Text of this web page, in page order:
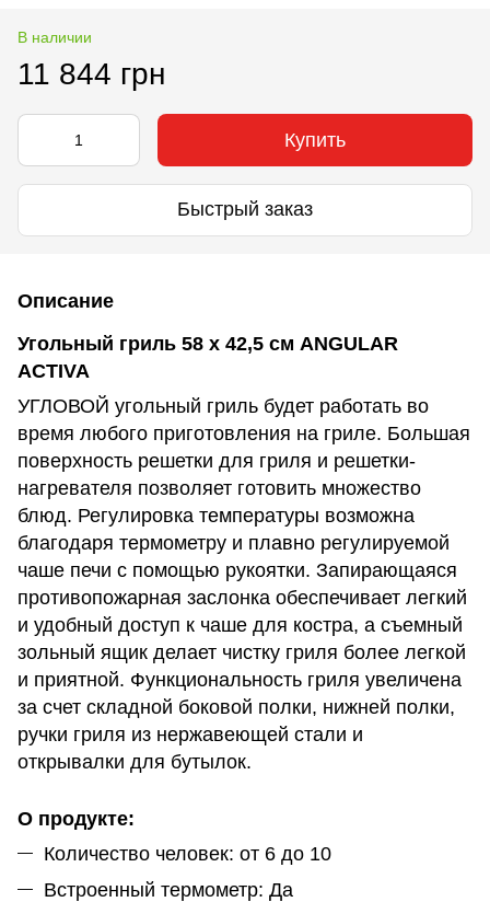
В наличии
11 844 грн
Купить
Быстрый заказ
Описание
Угольный гриль 58 x 42,5 см ANGULAR
ACTIVA
УГЛОВОЙ угольный гриль будет работать во
время любого приготовления на гриле. Большая
поверхность решетки для гриля и решетки-
нагревателя позволяет готовить множество
блюд. Регулировка температуры возможна
благодаря термометру и плавно регулируемой
чаше печи с помощью рукоятки. Запирающаяся
противопожарная заслонка обеспечивает легкий
и удобный доступ к чаше для костра, а съемный
зольный ящик делает чистку гриля более легкой
и приятной. Функциональность гриля увеличена
за счет складной боковой полки, нижней полки,
ручки гриля из нержавеющей стали и
открывалки для бутылок.
О продукте:
Количество человек: от 6 до 10
Встроенный термометр: Да